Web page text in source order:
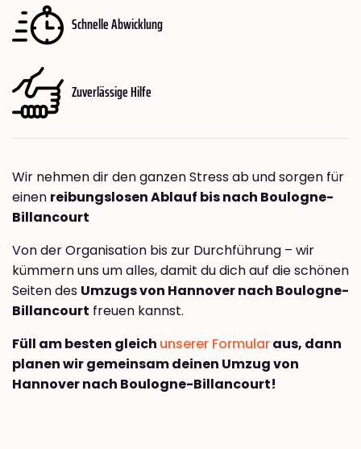
Schnelle Abwicklung
Zuverlässige Hilfe
Wir nehmen dir den ganzen Stress ab und sorgen für
einen reibungslosen Ablauf bis nach Boulogne-
Billancourt
Von der Organisation bis zur Durchführung – wir
kümmern uns um alles, damit du dich auf die schönen
Seiten des Umzugs von Hannover nach Boulogne-
Billancourt freuen kannst.
Füll am besten gleich unserer Formularaus, dann
planen wir gemeinsam deinen Umzug von
Hannover nach Boulogne-Billancourt!